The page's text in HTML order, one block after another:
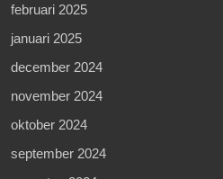
februari 2025
januari 2025
december 2024
november 2024
oktober 2024
september 2024